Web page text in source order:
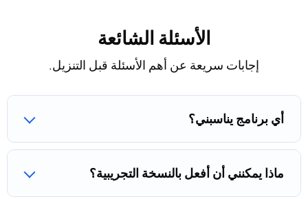
الأسئلة الشائعة
إجابات سريعة عن أهم الأسئلة قبل التنزيل.
أي برنامج يناسبني؟
ماذا يمكنني أن أفعل بالنسخة التجريبية؟